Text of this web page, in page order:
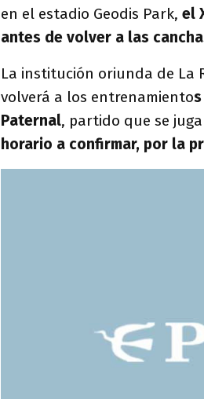
en el estadio Geodis Park, el
antes de volver a las
La institución oriunda de La
volverá a los entrenamiento
Paternal, partido que se
horario a confirmar, por la